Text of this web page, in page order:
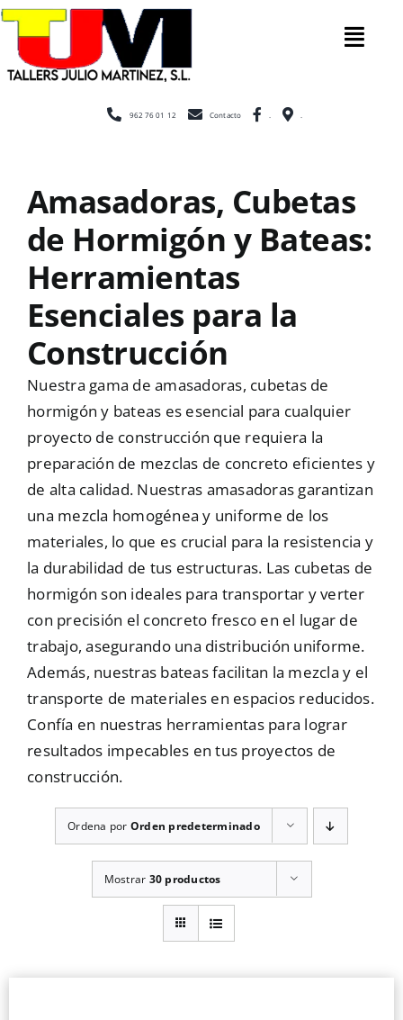
Saltar
contenido
Inicio
Escaleras
Mallas
Noticias
Contacto
962 76 01 12 Contacto
Amasadoras, Cubetas
de Hormigón y Bateas:
Herramientas
Esenciales para la
Construcción
Nuestra gama de amasadoras, cubetas de
hormigón y bateas es esencial para cualquier
proyecto de construcción que requiera la
preparación de mezclas de concreto eficientes y
de alta calidad. Nuestras amasadoras garantizan
una mezcla homogénea y uniforme de los
materiales, lo que es crucial para la resistencia y
la durabilidad de tus estructuras. Las cubetas de
hormigón son ideales para transportar y verter
con precisión el concreto fresco en el lugar de
trabajo, asegurando una distribución uniforme.
Además, nuestras bateas facilitan la mezcla y el
transporte de materiales en espacios reducidos.
Confía en nuestras herramientas para lograr
resultados impecables en tus proyectos de
construcción.
Ordena por Orden predeterminado
Mostrar 30 productos